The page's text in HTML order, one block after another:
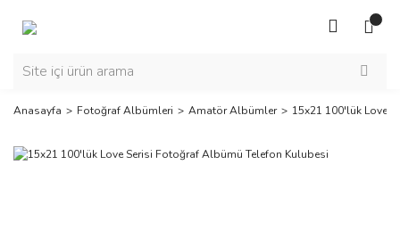
Anasayfa Fotoğraf Albümleri Amatör Albümler 15x21 100'lük Love